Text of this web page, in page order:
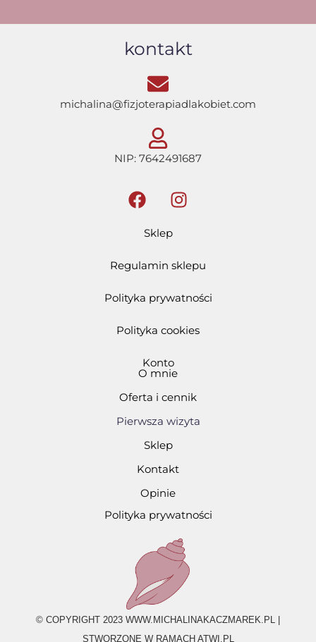
O mnie
Oferta i cennik
Pierwsza wizyta
Sklep
Kontakt
Opinie
Polityka prywatności
Sklep
Regulamin sklepu
Polityka prywatności
Polityka cookies
Konto
kontakt
michalina@fizjoterapiadlakobiet.com
NIP: 7642491687
© COPYRIGHT 2023 WWW.MICHALINAKACZMAREK.PL |
STWORZONE W RAMACH ATWI.PL